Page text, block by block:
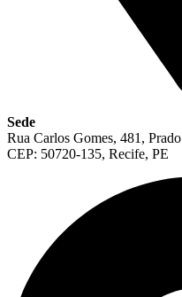
Sede
Rua Carlos Gomes, 481, Prado
CEP: 50720-135, Recife, PE